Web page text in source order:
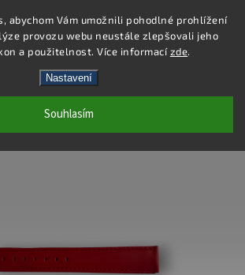
abychom Vám umožnili pohodlné prohlížení
provozu webu neustále zlepšovali jeho
a použitelnost. Více informacízde.
Nastavení
Souhlasím
Hledat
ŘEMÍNEK -